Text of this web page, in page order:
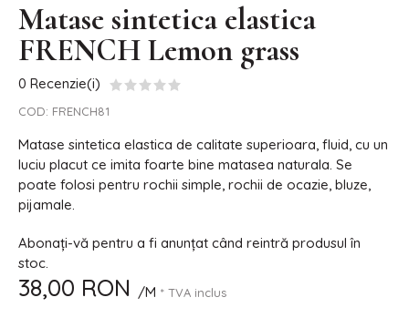
Matase sintetica elastica
FRENCH Lemon grass
0 Recenzie(i)
COD: FRENCH81
Matase sintetica elastica de calitate superioara, fluid, cu un
luciu placut ce imita foarte bine matasea naturala. Se
poate folosi pentru rochii simple, rochii de ocazie, bluze,
pijamale.
Abonați-vă pentru a fi anunțat când reintră produsul în
stoc.
38,00 RON /M * TVA inclus